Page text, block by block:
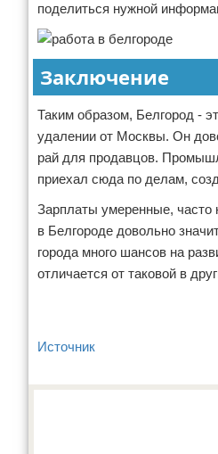
поделиться нужной
Заключение
Таким образом, Белгород -
удалении от Москвы. Он
рай для продавцов.
приехал сюда по делам,
Зарплаты умеренные, часто
в Белгороде довольно
города много шансов на
отличается от таковой в
Источник